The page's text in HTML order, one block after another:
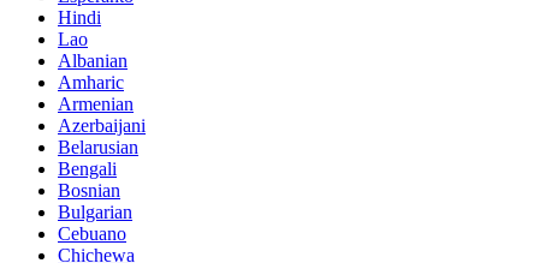
Hindi
Lao
Albanian
Amharic
Armenian
Azerbaijani
Belarusian
Bengali
Bosnian
Bulgarian
Cebuano
Chichewa